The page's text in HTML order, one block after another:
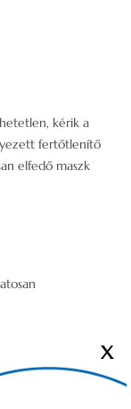
kérik a
fertőtlenítő
elfedő maszk
X